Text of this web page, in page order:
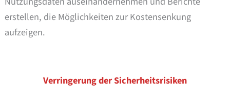
erstellen, die Möglichkeiten zur Kostensenkung
aufzeigen.
Verringerung der Sicherheitsrisiken